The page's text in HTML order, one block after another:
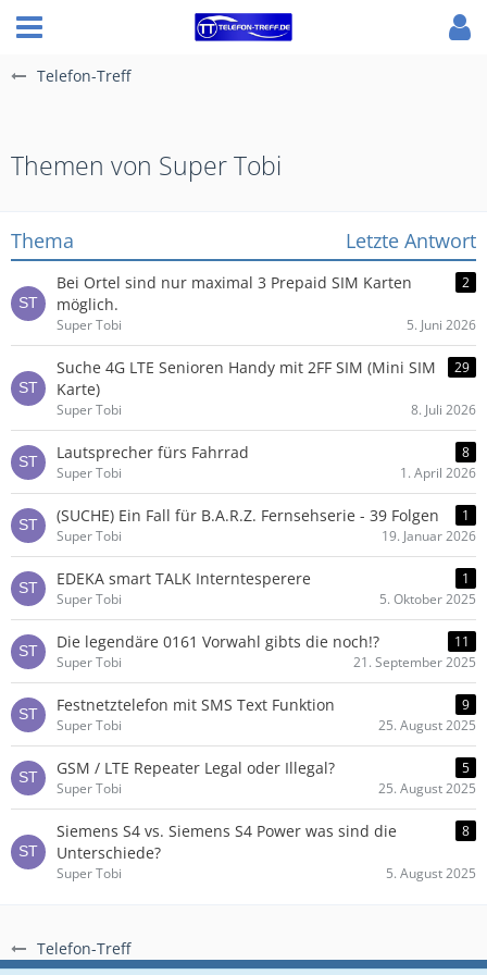
Telefon-Treff
Telefon-Treff
Themen von Super Tobi
Thema Letzte Antwort
Bei Ortel sind nur maximal 3 Prepaid SIM Karten
möglich.
2
Super Tobi 5. Juni 2026
Suche 4G LTE Senioren Handy mit 2FF SIM (Mini SIM
Karte)
29
Super Tobi 8. Juli 2026
Lautsprecher fürs Fahrrad
8
Super Tobi
1. April 2026
(SUCHE) Ein Fall für B.A.R.Z. Fernsehserie - 39 Folgen
1
Super Tobi
19. Januar 2026
EDEKA smart TALK Interntesperere
1
Super Tobi
5. Oktober 2025
Die legendäre 0161 Vorwahl gibts die noch!?
11
Super Tobi
21. September 2025
Festnetztelefon mit SMS Text Funktion
9
Super Tobi
25. August 2025
GSM / LTE Repeater Legal oder Illegal?
5
Super Tobi
25. August 2025
Siemens S4 vs. Siemens S4 Power was sind die
Unterschiede?
8
Super Tobi 5. August 2025